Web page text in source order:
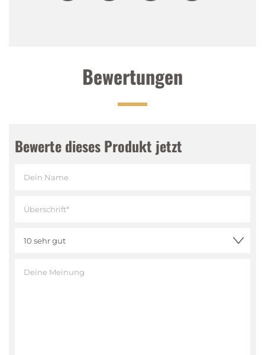
Bewertungen
Bewerte dieses Produkt jetzt